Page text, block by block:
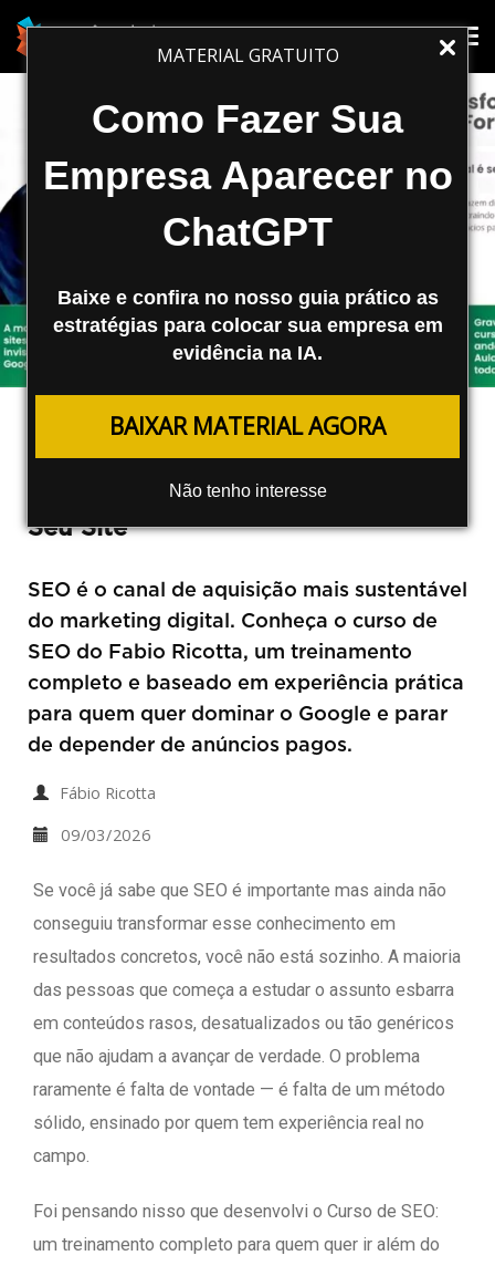
MATERIAL GRATUITO
Como Fazer Sua
Empresa Aparecer no
ChatGPT
Baixe e confira no nosso guia prático as
estratégias para colocar sua empresa em
evidência na IA.
BAIXAR MATERIAL AGORA
Não tenho interesse
Curso de SEO: Aprenda Tudo o
Que Você Precisa Para Alavancar
Seu Site
SEO é o canal de aquisição mais sustentável
do marketing digital. Conheça o curso de
SEO do Fabio Ricotta, um treinamento
completo e baseado em experiência prática
para quem quer dominar o Google e parar
de depender de anúncios pagos.
Fábio Ricotta
09/03/2026
Se você já sabe que SEO é importante mas ainda não
conseguiu transformar esse conhecimento em
resultados concretos, você não está sozinho. A maioria
das pessoas que começa a estudar o assunto esbarra
em conteúdos rasos, desatualizados ou tão genéricos
que não ajudam a avançar de verdade. O problema
raramente é falta de vontade — é falta de um método
sólido, ensinado por quem tem experiência real no
campo.
Foi pensando nisso que desenvolvi o Curso de SEO:
um treinamento completo para quem quer ir além do